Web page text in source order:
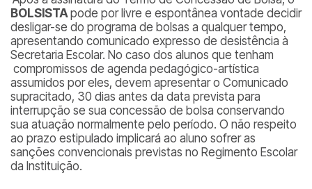
BOLSISTApode por livre e espontânea vontade decidir
desligar-se do programa de bolsas a qualquer tempo,
apresentando comunicado expresso de desistência à
Secretaria Escolar. No caso dos alunos que tenham
compromissos de agenda pedagógico-artística
assumidos por eles, devem apresentar o Comunicado
supracitado, 30 dias antes da data prevista para
interrupção se sua concessão de bolsa conservando
sua atuação normalmente pelo período. O não respeito
ao prazo estipulado implicará ao aluno sofrer as
sanções convencionais previstas no Regimento Escolar
da Instituição.